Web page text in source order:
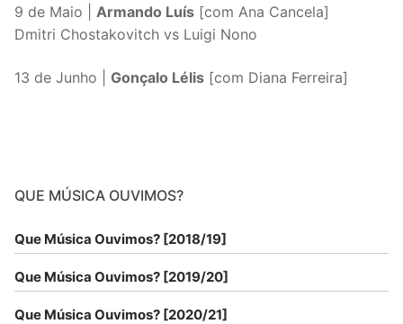
9 de Maio | Armando Luís [com Ana Cancela]
Dmitri Chostakovitch vs Luigi Nono
13 de Junho | Gonçalo Lélis [com Diana Ferreira]
QUE MÚSICA OUVIMOS?
Que Música Ouvimos? [2018/19]
Que Música Ouvimos? [2019/20]
Que Música Ouvimos? [2020/21]